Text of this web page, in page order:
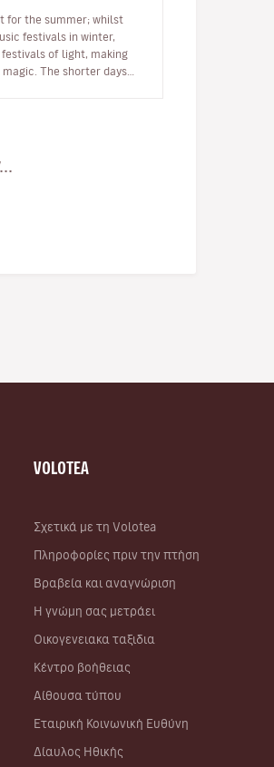
for the summer; whilst
festivals in winter,
of light, making
days
VOLOTEA
Σχετικά με τη Volotea
Πληροφορίες πριν την πτήση
Βραβεία και αναγνώριση
Η γνώμη σας μετράει
Οικογενειακα ταξιδια
Κέντρο βοήθειας
Αίθουσα τύπου
Εταιρική Κοινωνική Ευθύνη
Δίαυλος Ηθικής